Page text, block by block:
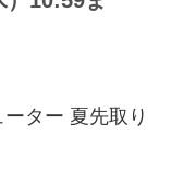
ター 夏先取り